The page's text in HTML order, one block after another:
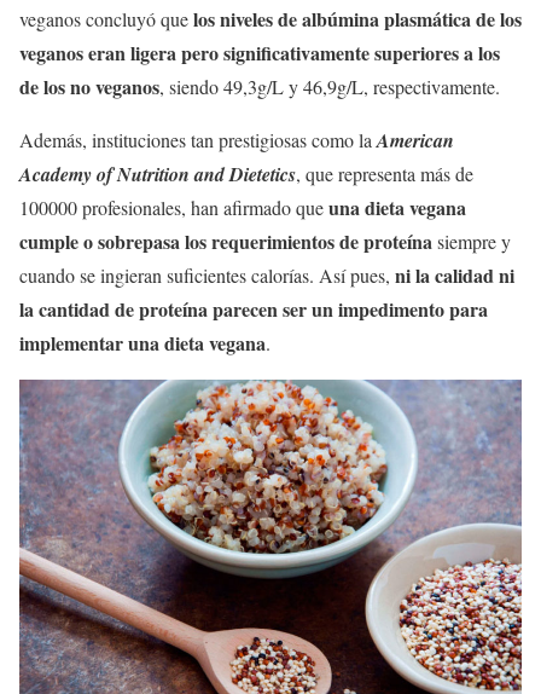
veganos concluyó quelos niveles de albúmina plasmática de los
veganos eran ligera pero significativamente superiores a los
de los no veganos, siendo 49,3g/L y 46,9g/L, respectivamente.
Además, instituciones tan prestigiosas como laAmerican
Academy of Nutrition and Dietetics, que representa más de
100000 profesionales, han afirmado queuna dieta vegana
cumple o sobrepasa los requerimientos de proteínasiempre y
cuando se ingieran suficientes calorías. Así pues, ni la calidad ni
la cantidad de proteína parecen ser un impedimento para
implementar una dieta vegana.